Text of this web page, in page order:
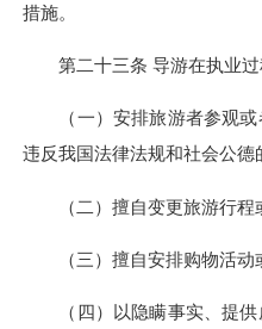
措施。
第二十三条 导游在执业过
（一）安排旅游者参观或
违反我国法律法规和社会公德
（二）擅自变更旅游行程
（三）擅自安排购物活动
（四）以隐瞒事实、提供